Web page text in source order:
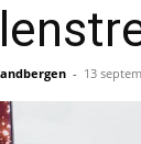
- 13